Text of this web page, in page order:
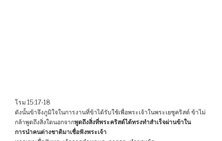
โรม 15:17-18
ดังนั้นข้าจึงภูมิใจในการงานที่ข้าได้รับใช้เพื่อพระเจ้าในพระเยซูคริสต์ ข้าไม่
กล้าพูดถึงสิ่งใดนอกจากพูดถึงสิ่งที่พระคริสต์ได้ทรงทำสำเร็จผ่านข้าใน
การนำคนต่างชาติมาเชื่อฟังพระเจ้า